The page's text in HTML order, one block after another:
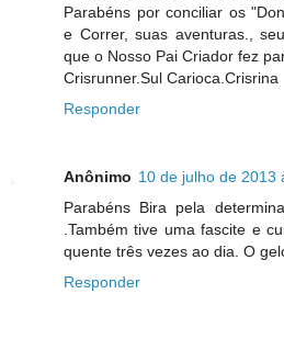
Parabéns por conciliar os
e Correr, suas aventuras.,
que o Nosso Pai Criador fez
Crisrunner.Sul Carioca.Crisrina
Responder
Anônimo 10 de julho de 2013
Parabéns Bira pela
.Também tive uma fascite e
quente três vezes ao dia. O
Responder